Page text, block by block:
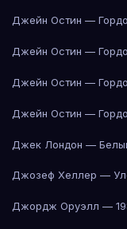
Джейн Остин —
Джейн Остин —
Джейн Остин —
Джейн Остин —
Джек Лондон —
Джозеф Хеллер —
Джордж Оруэлл —